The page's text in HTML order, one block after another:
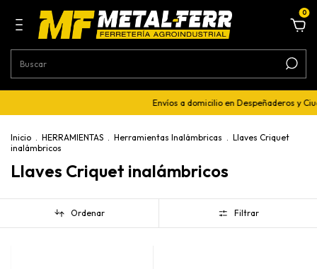
0
Envíos a domicilio en Despeñaderos y
Inicio . HERRAMIENTAS . Herramientas Inalámbricas . Llaves Criquet
inalámbricos
Llaves Criquet inalámbricos
Ordenar Filtrar